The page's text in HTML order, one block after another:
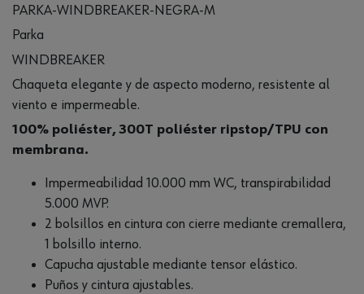
PARKA-WINDBREAKER-NEGRA-M
Parka
WINDBREAKER
Chaqueta elegante y de aspecto moderno, resistente al
viento e impermeable.
100% poliéster, 300T poliéster ripstop/TPU con
membrana.
Impermeabilidad 10.000 mm WC, transpirabilidad
5.000 MVP.
2 bolsillos en cintura con cierre mediante cremallera,
1 bolsillo interno.
Capucha ajustable mediante tensor elástico.
Puños y cintura ajustables.